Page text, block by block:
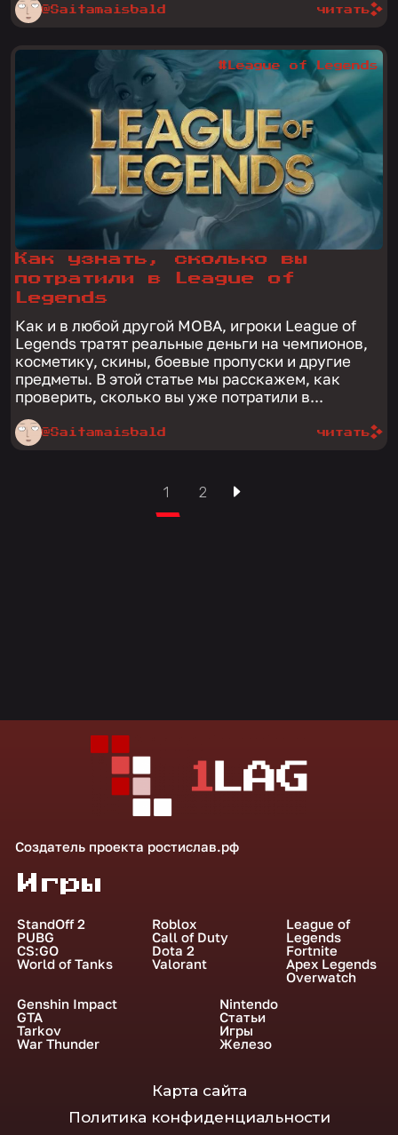
@Saitamaisbald читать
Как узнать, сколько вы
потратили в League of
Legends
Как и в любой другой MOBA, игроки League of
Legends тратят реальные деньги на чемпионов,
косметику, скины, боевые пропуски и другие
предметы. В этой статье мы расскажем, как
проверить, сколько вы уже потратили в...
@Saitamaisbald
#League of Legends
читать
1 2
Создатель проекта ростислав.рф
Игры
StandOff 2
PUBG
CS:GO
World of Tanks
Roblox
Call of Duty
Dota 2
Valorant
League of
Legends
Fortnite
Apex Legends
Overwatch
Genshin Impact
GTA
Tarkov
War Thunder
Nintendo
Статьи
Игры
Железо
Карта сайта
Политика конфиденциальности